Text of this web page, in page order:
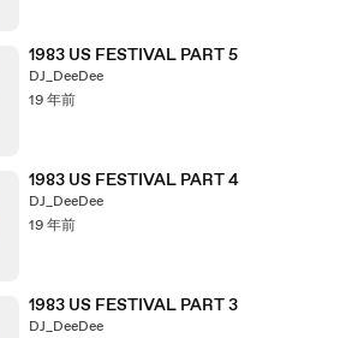
1983 US FESTIVAL PART 5
DJ_DeeDee
19 年前
1983 US FESTIVAL PART 4
DJ_DeeDee
19 年前
1983 US FESTIVAL PART 3
DJ_DeeDee